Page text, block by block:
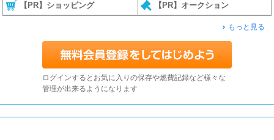
【PR】ショッピング 【PR】オークション
もっと見る
ログインするとお気に入りの保存や燃費記録など様々な
管理が出来るようになります